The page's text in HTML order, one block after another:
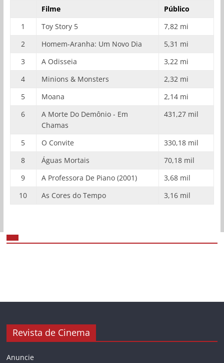
Filme
Público
1
Toy Story 5
7,82 mi
2
Homem-Aranha: Um Novo Dia
5,31 mi
3
A Odisseia
3,22 mi
4
Minions & Monsters
2,32 mi
5
Moana
2,14 mi
6
A Morte Do Demônio - Em
Chamas
431,27 mil
5 O Convite
330,18 mil
8
Águas Mortais
70,18 mil
9
A Professora De Piano (2001)
3,68 mil
10
As Cores do Tempo 3,16 mil
Revista de Cinema
Anuncie